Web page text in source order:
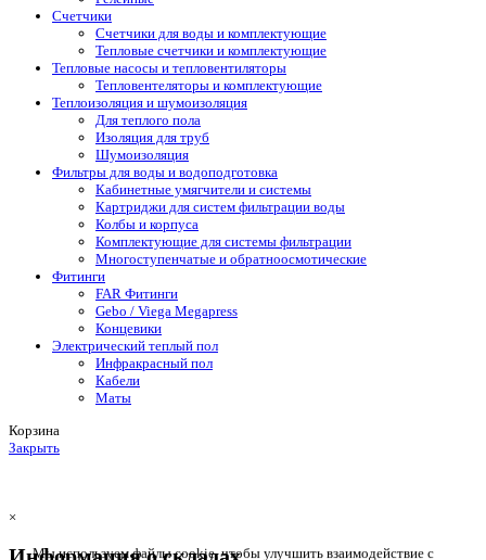
Счетчики
Счетчики для воды и комплектующие
Тепловые счетчики и комплектующие
Тепловые насосы и тепловентиляторы
Тепловентеляторы и комплектующие
Теплоизоляция и шумоизоляция
Для теплого пола
Изоляция для труб
Шумоизоляция
Фильтры для воды и водоподготовка
Кабинетные умягчители и системы
Картриджи для систем фильтрации воды
Колбы и корпуса
Комплектующие для системы фильтрации
Многоступенчатые и обратноосмотические
Фитинги
FAR Фитинги
Gebo / Viega Megapress
Концевики
Электрический теплый пол
Инфракрасный пол
Кабели
Маты
Корзина
Закрыть
Мы используем файлы cookie, чтобы улучшить взаимодействие с
×